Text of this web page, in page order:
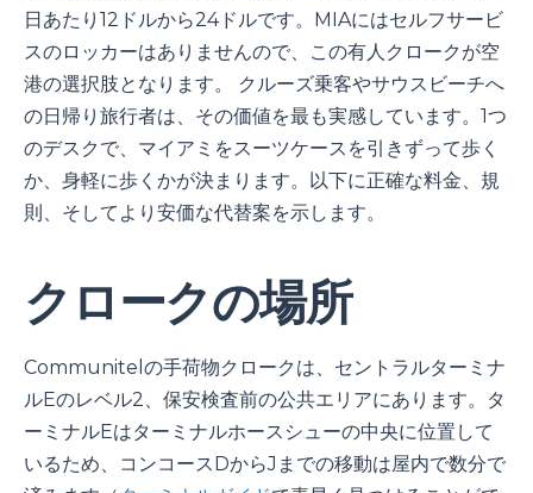
日あたり12ドルから24ドルです。MIAにはセルフサービ
スのロッカーはありませんので、この有人クロークが空
港の選択肢となります。 クルーズ乗客やサウスビーチへ
の日帰り旅行者は、その価値を最も実感しています。1つ
のデスクで、マイアミをスーツケースを引きずって歩く
か、身軽に歩くかが決まります。以下に正確な料金、規
則、そしてより安価な代替案を示します。
クロークの場所
Communitelの手荷物クロークは、セントラルターミナ
ルEのレベル2、保安検査前の公共エリアにあります。タ
ーミナルEはターミナルホースシューの中央に位置して
いるため、コンコースDからJまでの移動は屋内で数分で